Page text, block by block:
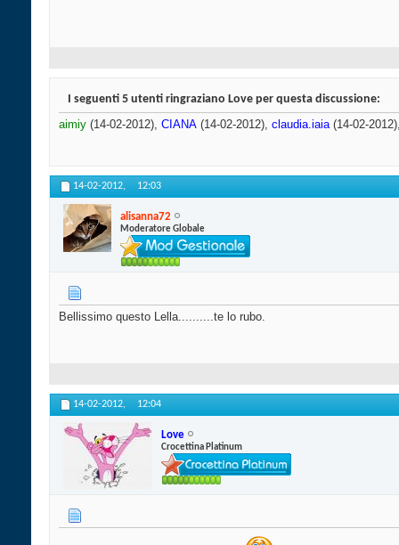
I seguenti 5 utenti ringraziano Love per questa discussione:
aimiy (14-02-2012), CIANA (14-02-2012), claudia.iaia(14-02-
14-02-2012, 12:03
alisanna72
Moderatore Globale
Bellissimo questo Lella..........te lo rubo.
14-02-2012, 12:04
Love
Crocettina Platinum